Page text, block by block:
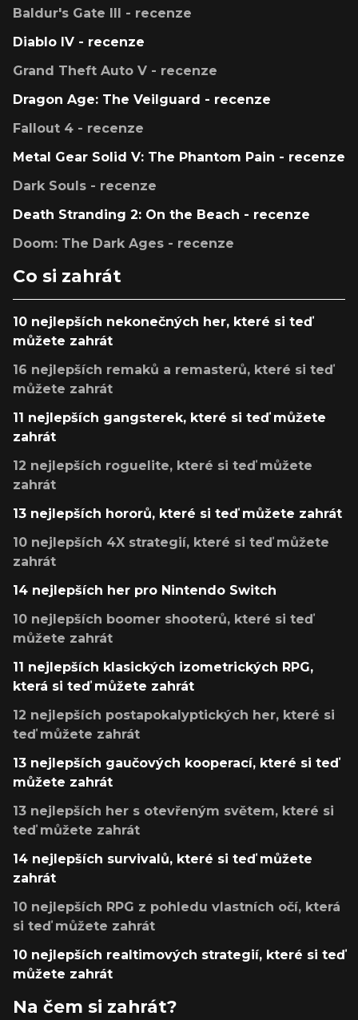
Baldur's Gate III - recenze
Diablo IV - recenze
Grand Theft Auto V - recenze
Dragon Age: The Veilguard - recenze
Fallout 4 - recenze
Metal Gear Solid V: The Phantom Pain - recenze
Dark Souls - recenze
Death Stranding 2: On the Beach - recenze
Doom: The Dark Ages - recenze
Co si zahrát
10 nejlepších nekonečných her, které si teď
můžete zahrát
16 nejlepších remaků a remasterů, které si teď
můžete zahrát
11 nejlepších gangsterek, které si teď můžete
zahrát
12 nejlepších roguelite, které si teď můžete
zahrát
13 nejlepších hororů, které si teď můžete zahrát
10 nejlepších 4X strategií, které si teď můžete
zahrát
14 nejlepších her pro Nintendo Switch
10 nejlepších boomer shooterů, které si teď
můžete zahrát
11 nejlepších klasických izometrických RPG,
která si teď můžete zahrát
12 nejlepších postapokalyptických her, které si
teď můžete zahrát
13 nejlepších gaučových kooperací, které si teď
můžete zahrát
13 nejlepších her s otevřeným světem, které si
teď můžete zahrát
14 nejlepších survivalů, které si teď můžete
zahrát
10 nejlepších RPG z pohledu vlastních očí, která
si teď můžete zahrát
10 nejlepších realtimových strategií, které si teď
můžete zahrát
Na čem si zahrát?